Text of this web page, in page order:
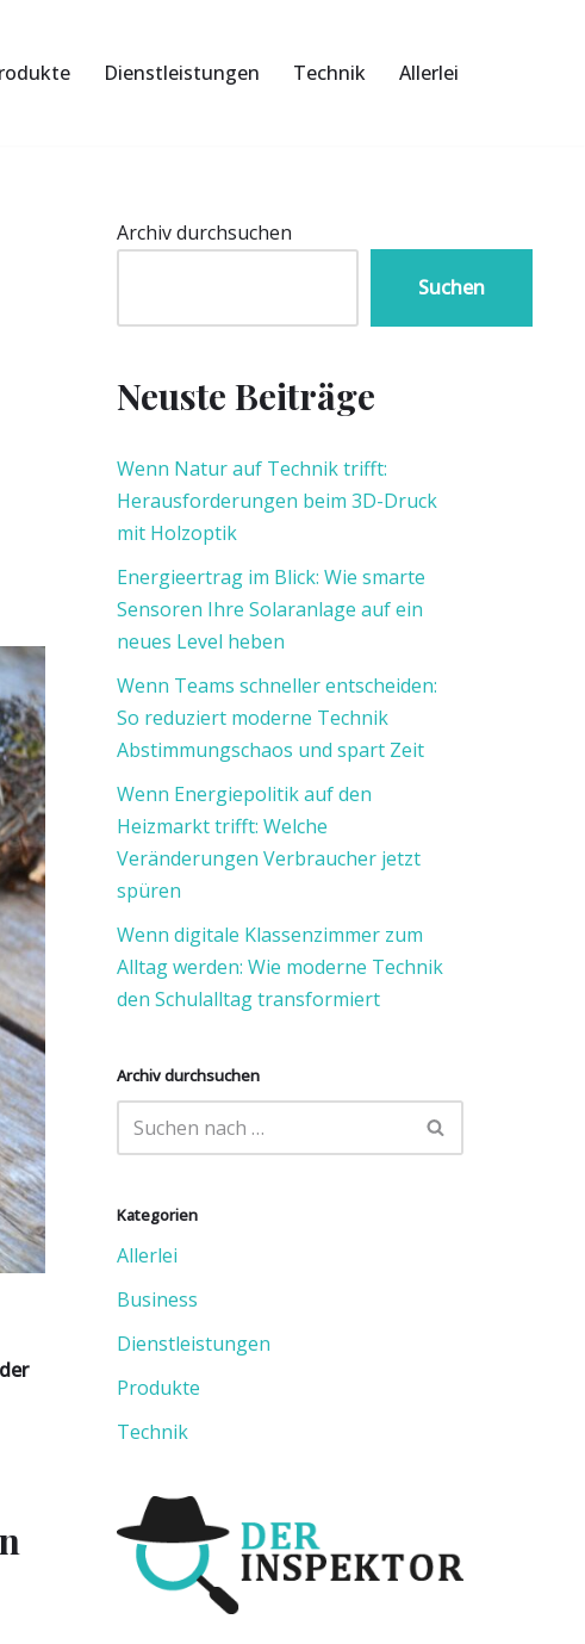
Dienstleistungen Technik Allerlei
Archiv durchsuchen
Suchen
Neuste Beiträge
Wenn Natur auf Technik trifft:
Herausforderungen beim 3D-Druck
mit Holzoptik
Energieertrag im Blick: Wie smarte
Sensoren Ihre Solaranlage auf ein
neues Level heben
Wenn Teams schneller entscheiden:
So reduziert moderne Technik
Abstimmungschaos und spart Zeit
Wenn Energiepolitik auf den
Heizmarkt trifft: Welche
Veränderungen Verbraucher jetzt
spüren
Wenn digitale Klassenzimmer zum
Alltag werden: Wie moderne Technik
den Schulalltag transformiert
Archiv durchsuchen
Kategorien
Allerlei
Business
Dienstleistungen
Produkte
Technik